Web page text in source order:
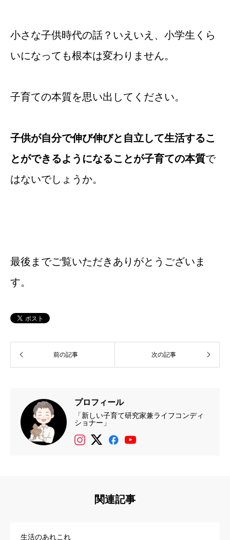
小さな子供時代の話？いえいえ、小学生くら
いになっても根本は変わりません。
子育ての本質を思い出してください。
子供が自分で伸び伸びと自立して生活するこ
とができるようになることが子育ての本質で
はないでしょうか。
最後までご覧いただきありがとうございま
す。
前の記事 次の記事
プロフィール
「新しい子育て研究家兼ライフコンディ
ショナー」
関連記事
生活のあれこれ